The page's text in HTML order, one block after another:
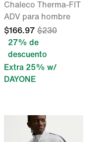
Chaleco Therma-FIT
ADV para hombre
$166.97 $230
27% de
descuento
Extra 25% w/
DAYONE